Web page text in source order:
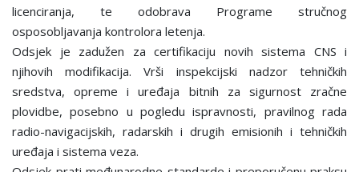
licenciranja, te odobrava Programe stručnog
osposobljavanja kontrolora letenja.
Odsjek je zadužen za certifikaciju novih sistema CNS i
njihovih modifikacija. Vrši inspekcijski nadzor tehničkih
sredstva, opreme i uređaja bitnih za sigurnost zračne
plovidbe, posebno u pogledu ispravnosti, pravilnog rada
radio-navigacijskih, radarskih i drugih emisionih i tehničkih
uređaja i sistema veza.